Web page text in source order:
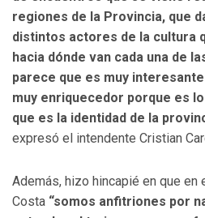
regiones de la Provincia, que
distintos actores de la cultura
hacia dónde van cada una de
parece que es muy
muy enriquecedor porque es
que es la identidad de la
expresó el intendente Cristian
Además, hizo hincapié en que en
Costa “somos anfitriones por